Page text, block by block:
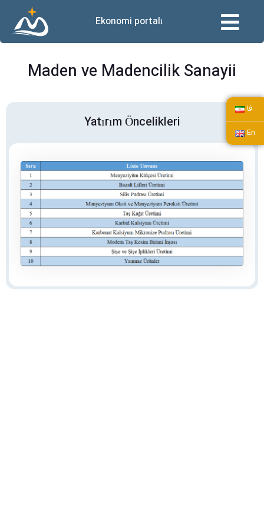
Ekonomi portalı
فا
En
Maden ve Madencilik Sanayii
Yatırım Öncelikleri